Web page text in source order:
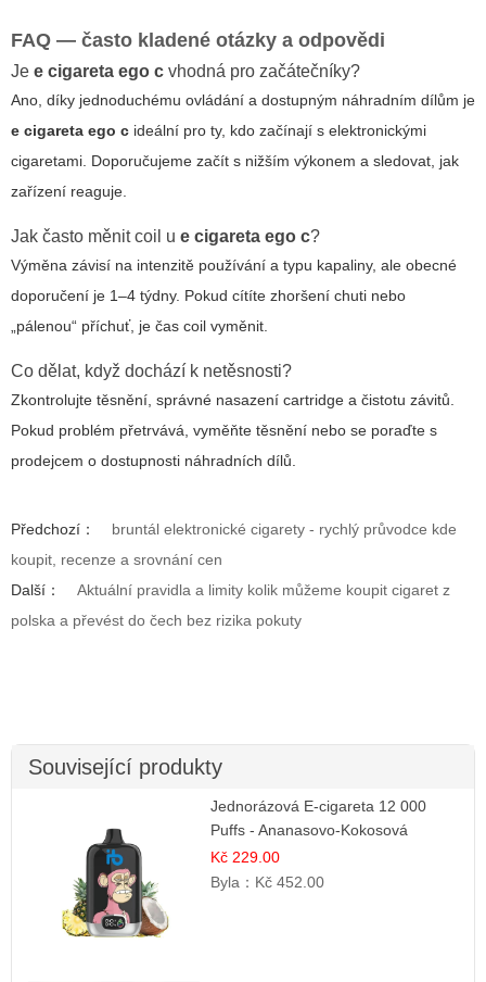
FAQ — často kladené otázky a odpovědi
Je e cigareta ego c vhodná pro začátečníky?
Ano, díky jednoduchému ovládání a dostupným náhradním dílům je
e cigareta ego c ideální pro ty, kdo začínají s elektronickými
cigaretami. Doporučujeme začít s nižším výkonem a sledovat, jak
zařízení reaguje.
Jak často měnit coil u e cigareta ego c?
Výměna závisí na intenzitě používání a typu kapaliny, ale obecné
doporučení je 1–4 týdny. Pokud cítíte zhoršení chuti nebo
„pálenou“ příchuť, je čas coil vyměnit.
Co dělat, když dochází k netěsnosti?
Zkontrolujte těsnění, správné nasazení cartridge a čistotu závitů.
Pokud problém přetrvává, vyměňte těsnění nebo se poraďte s
prodejcem o dostupnosti náhradních dílů.
Předchozí：
bruntál elektronické cigarety - rychlý průvodce kde
koupit, recenze a srovnání cen
Další：
Aktuální pravidla a limity kolik můžeme koupit cigaret z
polska a převést do čech bez rizika pokuty
Související produkty
Jednorázová E-cigareta 12 000
Puffs - Ananasovo-Kokosová
Zmrzlina | Tropický dezert
Kč 229.00
Byla： Kč 452.00